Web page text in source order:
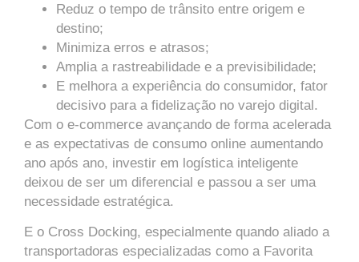
Reduz o tempo de trânsito entre origem e
destino;
Minimiza erros e atrasos;
Amplia a rastreabilidade e a previsibilidade;
E melhora a experiência do consumidor, fator
decisivo para a fidelização no varejo digital.
Com o e-commerce avançando de forma acelerada
e as expectativas de consumo online aumentando
ano após ano, investir em logística inteligente
deixou de ser um diferencial e passou a ser uma
necessidade estratégica.
E o Cross Docking, especialmente quando aliado a
transportadoras especializadas como a Favorita